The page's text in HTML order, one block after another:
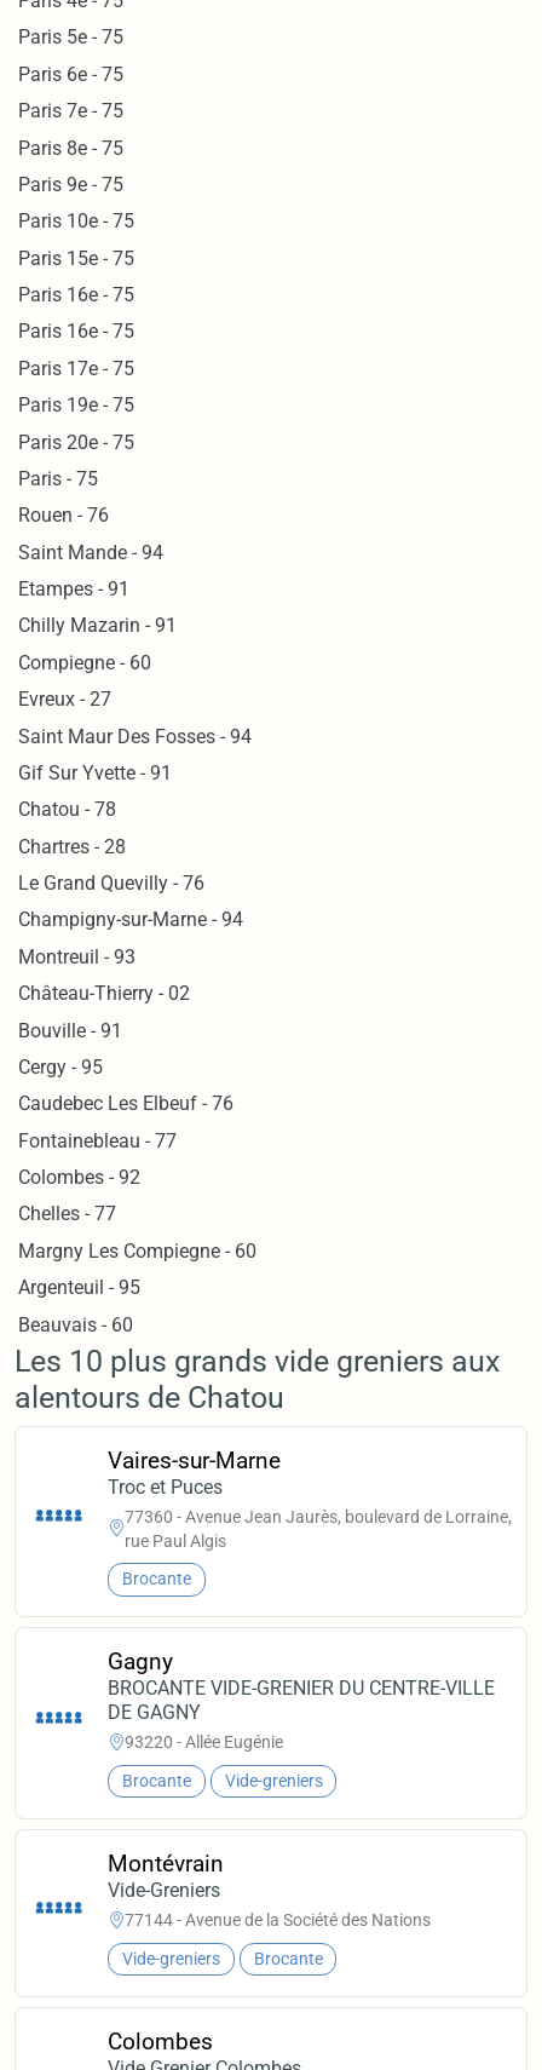
Paris 5e - 75
Paris 6e - 75
Paris 7e - 75
Paris 8e - 75
Paris 9e - 75
Paris 10e - 75
Paris 15e - 75
Paris 16e - 75
Paris 16e - 75
Paris 17e - 75
Paris 19e - 75
Paris 20e - 75
Paris - 75
Rouen - 76
Saint Mande - 94
Etampes - 91
Chilly Mazarin - 91
Compiegne - 60
Evreux - 27
Saint Maur Des Fosses - 94
Gif Sur Yvette - 91
Chatou - 78
Chartres - 28
Le Grand Quevilly - 76
Champigny-sur-Marne - 94
Montreuil - 93
Château-Thierry - 02
Bouville - 91
Cergy - 95
Caudebec Les Elbeuf - 76
Fontainebleau - 77
Colombes - 92
Chelles - 77
Margny Les Compiegne - 60
Argenteuil - 95
Beauvais - 60
Les 10 plus grands vide greniers aux
alentours de Chatou
Vaires-sur-Marne
Troc et Puces
77360 - Avenue Jean Jaurès, boulevard de Lorraine,
rue Paul Algis
Brocante
Gagny
BROCANTE VIDE-GRENIER DU CENTRE-VILLE
DE GAGNY
93220 - Allée Eugénie
Brocante Vide-greniers
Montévrain
Vide-Greniers
77144 - Avenue de la Société des Nations
Vide-greniers Brocante
Colombes